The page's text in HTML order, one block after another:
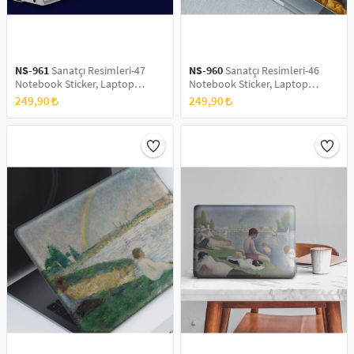
NS-961 Sanatçı Resimleri-47
Notebook Sticker, Laptop
sticker,, Hp Sticker, Asus Sticker,
15.6 inç Sticker
249,90
NS-960 Sanatçı Resimleri-46
Notebook Sticker, Laptop
sticker,, Hp Sticker, Asus Sticker,
15.6 inç Sticker
249,90